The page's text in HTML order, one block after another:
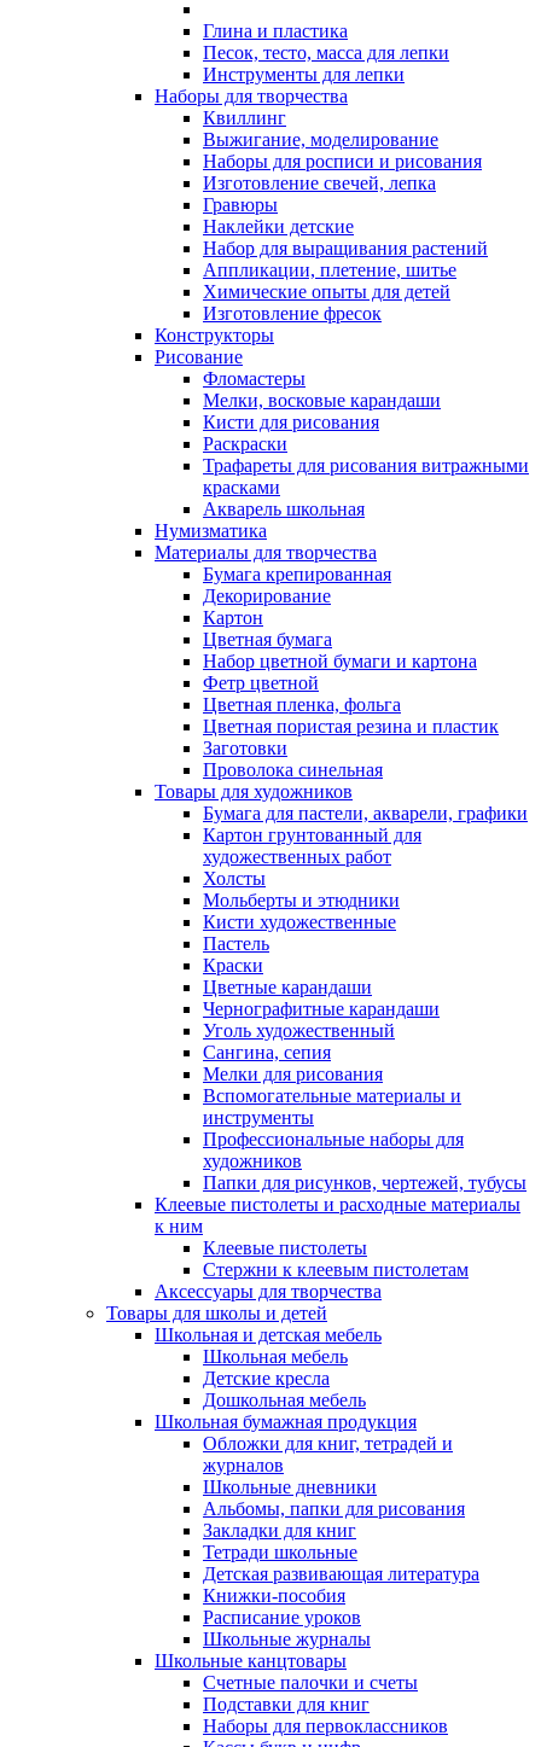
Глина и пластика
Песок, тесто, масса для лепки
Инструменты для лепки
Наборы для творчества
Квиллинг
Выжигание, моделирование
Наборы для росписи и рисования
Изготовление свечей, лепка
Гравюры
Наклейки детские
Набор для выращивания растений
Аппликации, плетение, шитье
Химические опыты для детей
Изготовление фресок
Конструкторы
Рисование
Фломастеры
Мелки, восковые карандаши
Кисти для рисования
Раскраски
Трафареты для рисования витражными
красками
Акварель школьная
Нумизматика
Материалы для творчества
Бумага крепированная
Декорирование
Картон
Цветная бумага
Набор цветной бумаги и картона
Фетр цветной
Цветная пленка, фольга
Цветная пористая резина и пластик
Заготовки
Проволока синельная
Товары для художников
Бумага для пастели, акварели, графики
Картон грунтованный для
художественных работ
Холсты
Мольберты и этюдники
Кисти художественные
Пастель
Краски
Цветные карандаши
Чернографитные карандаши
Уголь художественный
Сангина, сепия
Мелки для рисования
Вспомогательные материалы и
инструменты
Профессиональные наборы для
художников
Папки для рисунков, чертежей, тубусы
Клеевые пистолеты и расходные материалы
к ним
Клеевые пистолеты
Стержни к клеевым пистолетам
Аксессуары для творчества
Товары для школы и детей
Школьная и детская мебель
Школьная мебель
Детские кресла
Дошкольная мебель
Школьная бумажная продукция
Обложки для книг, тетрадей и
журналов
Школьные дневники
Альбомы, папки для рисования
Закладки для книг
Тетради школьные
Детская развивающая литература
Книжки-пособия
Расписание уроков
Школьные журналы
Школьные канцтовары
Счетные палочки и счеты
Подставки для книг
Наборы для первоклассников